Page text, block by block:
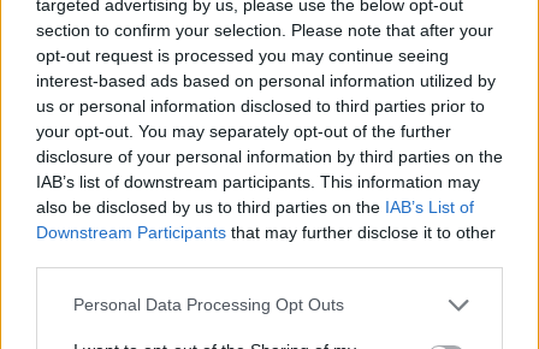
targeted advertising by us, please use the below opt-out
section to confirm your selection. Please note that after your
opt-out request is processed you may continue seeing
interest-based ads based on personal information utilized by
us or personal information disclosed to third parties prior to
your opt-out. You may separately opt-out of the further
disclosure of your personal information by third parties on the
IAB’s list of downstream participants. This information may
also be disclosed by us to third parties on the IAB’s List of
Downstream Participants that may further disclose it to other
Personal Data Processing Opt Outs
FŐTÉR